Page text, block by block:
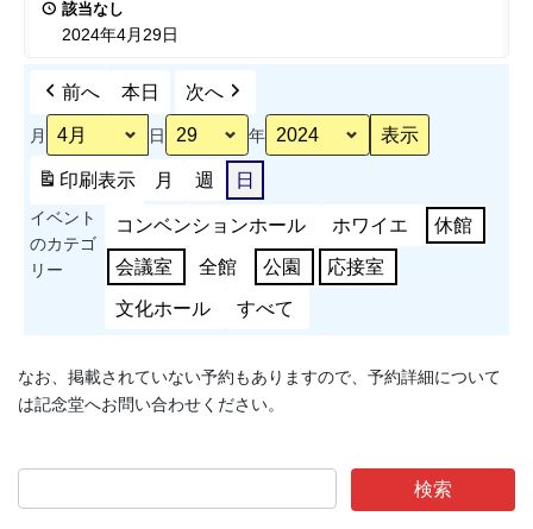
（外
の
該当なし
2024年4月29日
前へ 本日 次へ
月 日 年
印刷表示 月 週 日
イベント
のカテゴ
リー
コンベンションホール ホワイエ 休館
会議室 全館 公園 応接室
文化ホール すべて
なお、掲載されていない予約もありますので、予約詳細について
は記念堂へお問い合わせください。